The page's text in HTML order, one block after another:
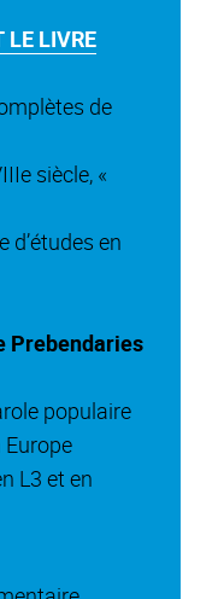
LE LIVRE
de
siècle, «
d’études en
Prebendaries
populaire
L3 et en